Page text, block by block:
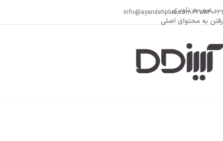
عبور به ناوبری
رفتن به محتوای اصلی
info@ayandehplus.com